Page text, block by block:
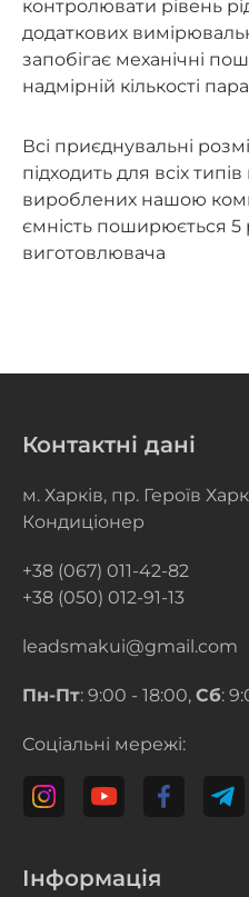
контролювати рівень
додаткових
запобігає механічні
надмірній кількості
Всі приєднувальні
підходить для всіх
вироблених нашою
ємність поширюється 5
виготовлювача
Контактні дані
м. Харків, пр. Героїв
Кондиціонер
+38 (067) 011-42-82
+38 (050) 012-91-13
leadsmakui@gmail.com
Пн-Пт: 9:00 - 18:00, Сб:
Соціальні мережі:
Інформація